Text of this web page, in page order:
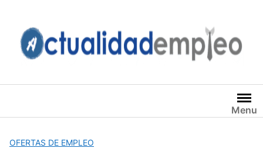
contenido
Menu
OFERTAS DE EMPLEO